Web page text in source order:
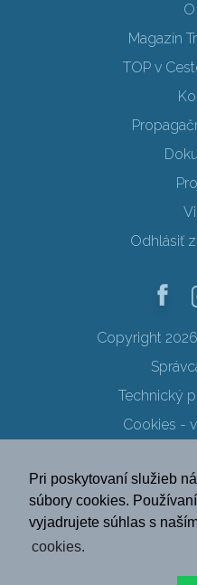
Pri poskytovaní služieb
súbory cookies.
vyjadrujete súhlas s
cookies.
Magazín
TOP v
Odhlásiť
Copyright
Technický
Cookies -
Ochrana
SK EN